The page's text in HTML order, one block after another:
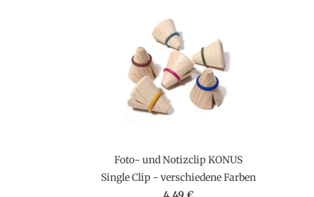
Foto- und Notizclip KONUS
Single Clip - verschiedene Farben